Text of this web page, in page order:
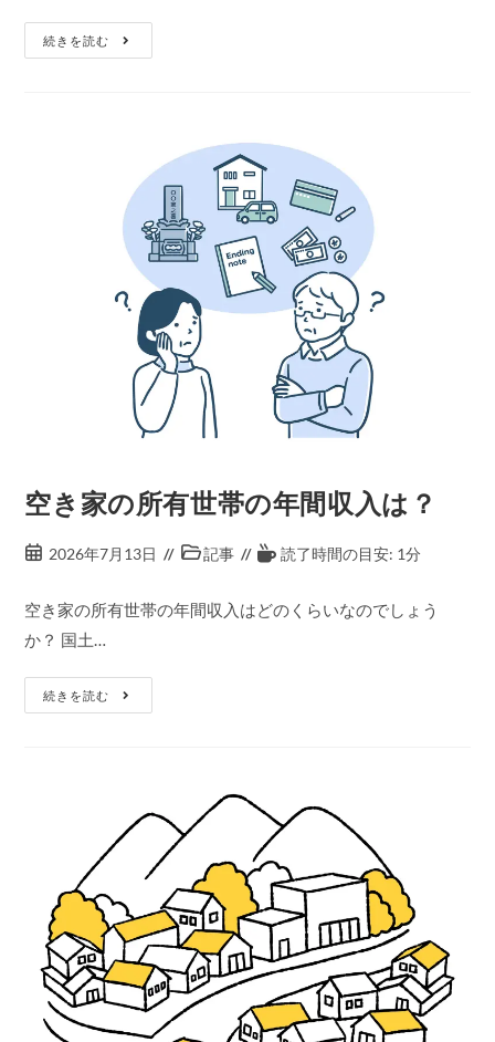
続きを読む
空き家の所有世帯の年間収入は？
2026年7月13日 記事 読了時間の目安: 1分
空き家の所有世帯の年間収入はどのくらいなのでしょう
か？ 国土…
続きを読む